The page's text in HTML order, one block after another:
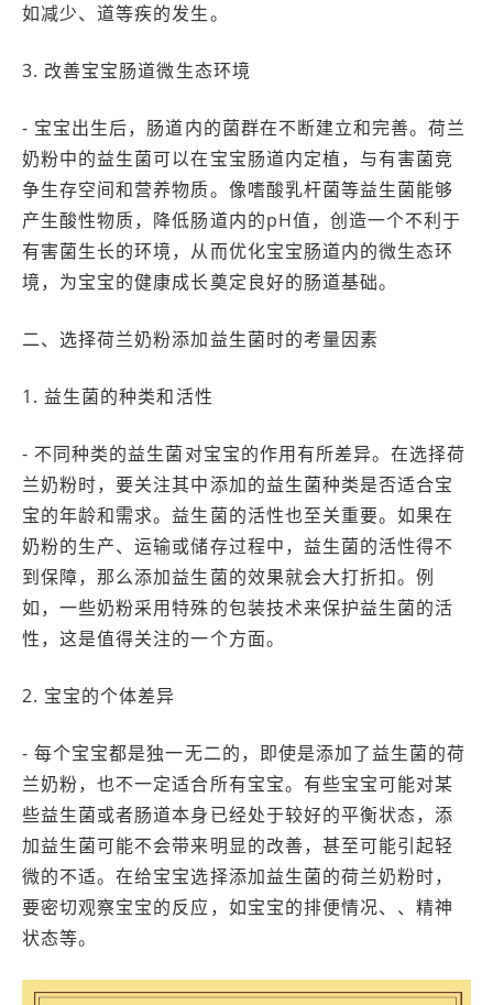
如减少、道等疾的发生。
3. 改善宝宝肠道微生态环境
- 宝宝出生后，肠道内的菌群在不断建立和完善。荷兰
奶粉中的益生菌可以在宝宝肠道内定植，与有害菌竞
争生存空间和营养物质。像嗜酸乳杆菌等益生菌能够
产生酸性物质，降低肠道内的pH值，创造一个不利于
有害菌生长的环境，从而优化宝宝肠道内的微生态环
境，为宝宝的健康成长奠定良好的肠道基础。
二、选择荷兰奶粉添加益生菌时的考量因素
1. 益生菌的种类和活性
- 不同种类的益生菌对宝宝的作用有所差异。在选择荷
兰奶粉时，要关注其中添加的益生菌种类是否适合宝
宝的年龄和需求。益生菌的活性也至关重要。如果在
奶粉的生产、运输或储存过程中，益生菌的活性得不
到保障，那么添加益生菌的效果就会大打折扣。例
如，一些奶粉采用特殊的包装技术来保护益生菌的活
性，这是值得关注的一个方面。
2. 宝宝的个体差异
- 每个宝宝都是独一无二的，即使是添加了益生菌的荷
兰奶粉，也不一定适合所有宝宝。有些宝宝可能对某
些益生菌或者肠道本身已经处于较好的平衡状态，添
加益生菌可能不会带来明显的改善，甚至可能引起轻
微的不适。在给宝宝选择添加益生菌的荷兰奶粉时，
要密切观察宝宝的反应，如宝宝的排便情况、、精神
状态等。